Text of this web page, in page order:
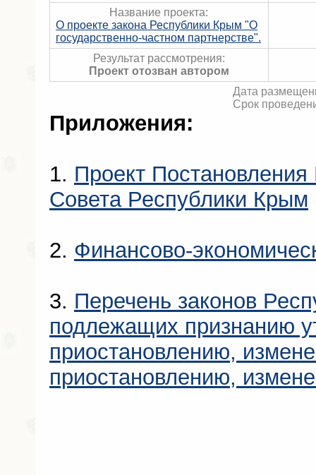
Название проекта:
О проекте закона Республики Крым "О
государственно-частном партнерстве".
Результат рассмотрения:
Проект отозван автором
Дата
Срок
Приложения:
1. Проект Постановления
Совета Республики Крым
2. Финансово-
3. Перечень законов
подлежащих признанию
приостановлению,
приостановлению,